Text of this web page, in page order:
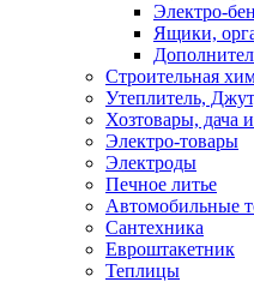
Электро-
Ящики,
Строительная
Утеплитель,
Хозтовары, дача
Электро-товары
Электроды
Печное литье
Автомобильные
Сантехника
Евроштакетник
Теплицы